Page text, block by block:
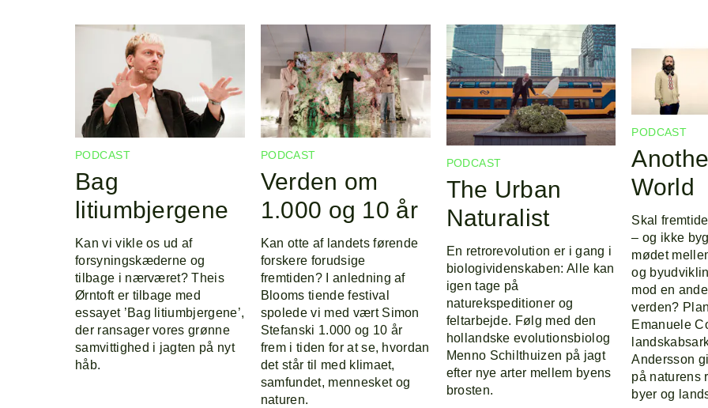
PODCAST
Bag
litiumbjergene
Kan vi vikle os ud af
forsyningskæderne og
tilbage i nærværet? Theis
Ørntoft er tilbage med
essayet ’Bag litiumbjergene’,
der ransager vores grønne
samvittighed i jagten på nyt
håb.
PODCAST
Verden om
1.000 og 10 år
Kan otte af landets førende
forskere forudsige
fremtiden? I anledning af
Blooms tiende festival
spolede vi med vært Simon
Stefanski 1.000 og 10 år
frem i tiden for at se, hvordan
det står til med klimaet,
samfundet, mennesket og
naturen.
PODCAST
The Urban
Naturalist
En retrorevolution er i gang i
biologividenskaben: Alle kan
igen tage på
naturekspeditioner og
feltarbejde. Følg med den
hollandske evolutionsbiolog
Menno Schilthuizen på jagt
efter nye arter mellem byens
brosten.
PODCAST
World
Skal
– og ikke
mødet
og
mod en
verden?
Emanuele
Andersson
på naturens
byer og